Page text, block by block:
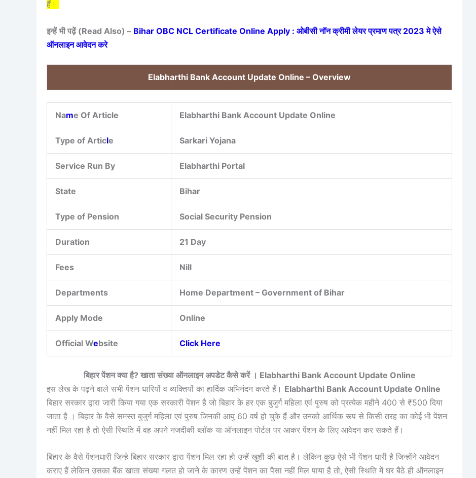
हैं।
इन्हें भी पढ़ें (Read Also) – Bihar OBC NCL Certificate Online Apply : ओबीसी नॉन क्रीमी लेयर प्रमाण पत्र 2023 मे ऐसे
ऑनलाइन आवेदन करे
Elabharthi Bank Account Update Online – Overview
Name Of Article Elabharthi Bank Account Update Online
Type of Article Sarkari Yojana
Service Run By Elabharthi Portal
State Bihar
Type of Pension Social Security Pension
Duration 21 Day
Fees Nill
Departments Home Department – Government of Bihar
Apply Mode Online
Official Website Click Here
बिहार पेंशन क्या है? खाता संख्या ऑनलाइन अपडेट कैसे करें । Elabharthi Bank Account Update Online
इस लेख के पढ़ने वाले सभी पेंशन धारियों व व्यक्तियों का हार्दिक अभिनंदन करते हैं। Elabharthi Bank Account Update Online
बिहार सरकार द्वारा जारी किया गया एक सरकारी पेंशन है जो बिहार के हर एक बुजुर्ग महिला एवं पुरुष को प्रत्येक महीने 400 से ₹500 दिया
जाता है । बिहार के वैसे समस्त बुजुर्ग महिला एवं पुरुष जिनकी आयु 60 वर्ष हो चुके हैं और उनको आर्थिक रूप से किसी तरह का कोई भी पेंशन
नहीं मिल रहा है तो ऐसी स्थिति में वह अपने नजदीकी ब्लॉक या ऑनलाइन पोर्टल पर आकर पेंशन के लिए आवेदन कर सकते हैं।
बिहार के वैसे पेंशनधारी जिन्हे बिहार सरकार द्वारा पेंशन मिल रहा हो उन्हें खुशी की बात है। लेकिन कुछ ऐसे भी पेंशन धारी है जिन्होंने आवेदन
कराए हैं लेकिन उसका बैंक खाता संख्या गलत हो जाने के कारण उन्हें पेंशन का पैसा नहीं मिल पाया है तो, ऐसी स्थिति में घर बैठे ही ऑनलाइन